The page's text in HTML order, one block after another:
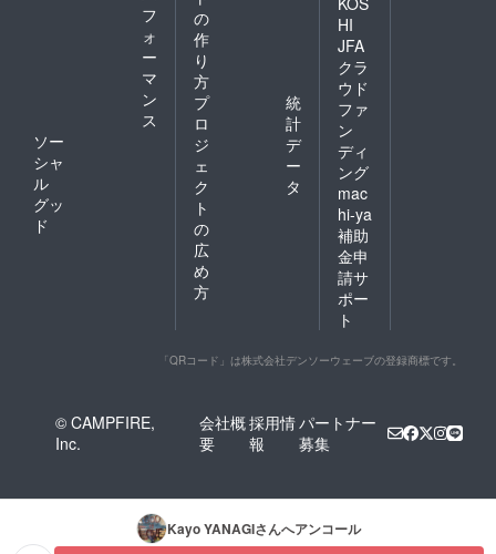
フ
ォ
ー
マ
ン
ス
ソー
シャ
ル
グッ
ド
の
作
り
方
プ
ロ
ジ
ェ
ク
ト
の
広
め
方
統
計
デ
ー
タ
HI
JFA
クラ
ウド
ファ
ン
ディ
ング
mac
hi-ya
補助
金申
請サ
ポー
ト
「QRコード」は株式会社デンソーウェーブの登録商標です。
© CAMPFIRE,
Inc.
会社概
要
採用情
報
パートナー
募集
Kayo YANAGIさんへアンコール